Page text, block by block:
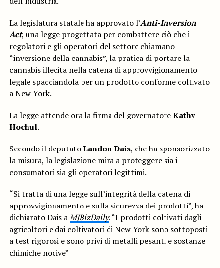
La legislatura statale ha approvato l’Anti-Inversion
Act, una legge progettata per combattere ciò che i
regolatori e gli operatori del settore chiamano
“inversione della cannabis”, la pratica di portare la
cannabis illecita nella catena di approvvigionamento
legale spacciandola per un prodotto conforme coltivato
a New York.
La legge attende ora la firma del governatoreKathy
Hochul.
Secondo il deputatoLandon Dais, che ha sponsorizzato
la misura, la legislazione mira a proteggere sia i
consumatori sia gli operatori legittimi.
“Si tratta di una legge sull’integrità della catena di
approvvigionamento e sulla sicurezza dei prodotti”, ha
dichiarato Dais aMJBizDaily. “I prodotti coltivati dagli
agricoltori e dai coltivatori di New York sono sottoposti
a test rigorosi e sono privi di metalli pesanti e sostanze
chimiche nocive”